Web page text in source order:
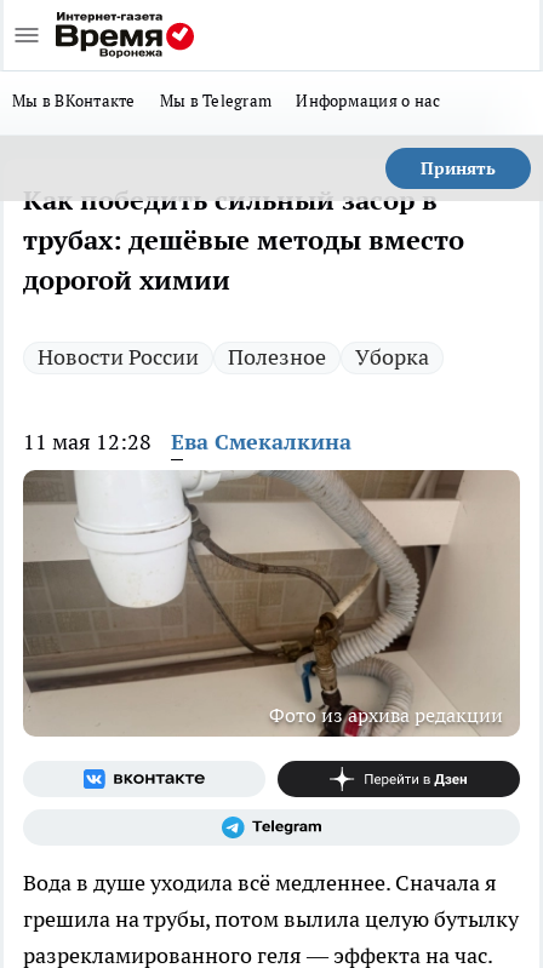
Мы в ВКонтакте Мы в Telegram Информация о нас
Принять
Как победить сильный засор в
трубах: дешёвые методы вместо
дорогой химии
Новости России Полезное Уборка
11 мая 12:28 Ева Смекалкина
Фото из архива редакции
Вода в душе уходила всё медленнее. Сначала я
грешила на трубы, потом вылила целую бутылку
разрекламированного геля — эффекта на час.